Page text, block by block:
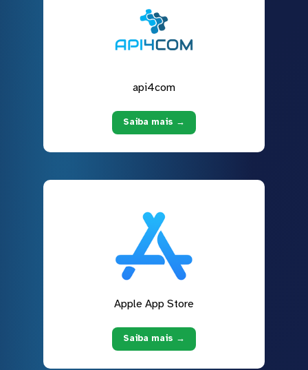
api4com
Saiba mais →
Apple App Store
Saiba mais →